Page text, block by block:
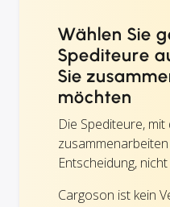
Wählen Sie
Spediteure
Sie
möchten
Die Spediteure, mit
Entscheidung,
Cargoson ist kein